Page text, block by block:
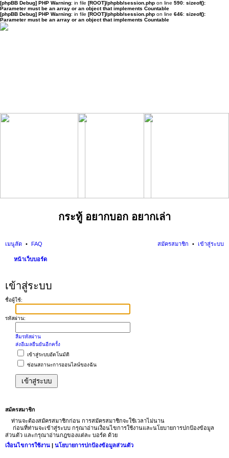
[phpBB Debug] PHP Warning: in file [ROOT]/phpbb/session.php on line 590: sizeof():
Parameter must be an array or an object that implements Countable
[phpBB Debug] PHP Warning: in file [ROOT]/phpbb/session.php on line 646: sizeof():
Parameter must be an array or an object that implements Countable
กระทู้ อยากบอก อยากเล่า
เมนูลัด FAQ เข้าสู่ระบบ
สมัครสมาชิก
หน้าเว็บบอร์ด
เข้าสู่ระบบ
ชื่อผู้ใช้:
รหัสผ่าน:
ลืมรหัสผ่าน
ส่งอีเมลยืนยันอีกครั้ง
เข้าสู่ระบบอัตโนมัติ
ซ่อนสถานะการออนไลน์ของฉัน
สมัครสมาชิก
ท่านจะต้องสมัครสมาชิกก่อน การสมัครสมาชิกจะใช้เวลาไม่นาน
ก่อนที่ท่านจะเข้าสู่ระบบ กรุณาอ่านเงื่อนไขการใช้งานและนโยบายการปกป้องข้อมูล
ส่วนตัว และกรุณาอ่านกฎของแต่ละ บอร์ด ด้วย
เงื่อนไขการใช้งาน | นโยบายการปกป้องข้อมูลส่วนตัว